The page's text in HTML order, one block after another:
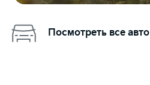
Посмотреть все авто